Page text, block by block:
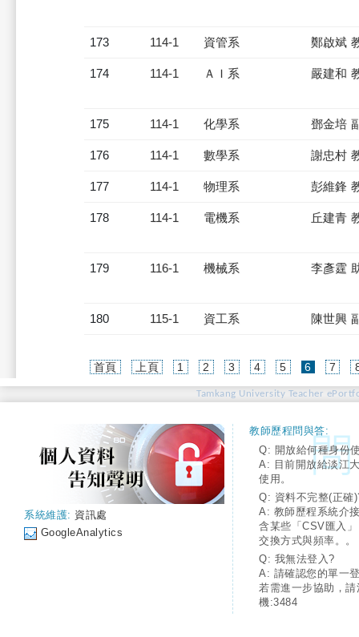
173 114-1 資管系 鄭啟斌
174 114-1 ＡＩ系 嚴建和
175 114-1 化學系 鄧金培
176 114-1 數學系 謝忠村
177 114-1 物理系 彭維鋒
178 114-1 電機系 丘建青
179 116-1 機械系 李彥霆
180 115-1 資工系 陳世興
首頁 上頁 1 2 3 4 5 6(current)
7
Tamkang University Teacher
系統維護: 資訊處
GoogleAnalytics
教師歷程問與答:
Q: 開放給何種身份
A: 目前開放給淡江
使用。
Q: 資料不完整(正確
A: 教師歷程系統介
含某些「CSV匯入
交換方式與頻率。。
Q: 我無法登入?
A: 請確認您的單一
若需進一步協助，
機:3484